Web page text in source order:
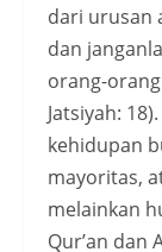
dari urusan
dan
orang-
Jatsiyah:
kehidupan
mayoritas,
melainkan
Qur’an dan